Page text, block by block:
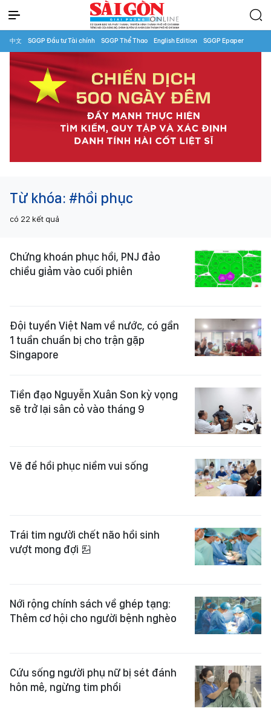
中文 SGGP Đầu tư Tài chính SGGP Thể Thao English Edition SGGP Epaper
Từ khóa: #hồi phục
có 22 kết quả
Chứng khoán phục hồi, PNJ đảo
chiều giảm vào cuối phiên
Đội tuyển Việt Nam về nước, có gần
1 tuần chuẩn bị cho trận gặp
Singapore
Tiền đạo Nguyễn Xuân Son kỳ vọng
sẽ trở lại sân cỏ vào tháng 9
Vẽ để hồi phục niềm vui sống
Trái tim người chết não hồi sinh
vượt mong đợi
Nới rộng chính sách về ghép tạng:
Thêm cơ hội cho người bệnh nghèo
Cứu sống người phụ nữ bị sét đánh
hôn mê, ngừng tim phổi